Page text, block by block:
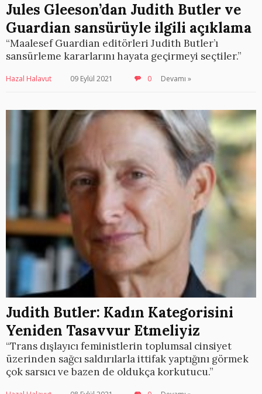
Jules Gleeson’dan Judith Butler ve
Guardian sansürüyle ilgili açıklama
“Maalesef Guardian editörleri Judith Butler’ı
sansürleme kararlarını hayata geçirmeyi seçtiler.”
Hazal Halavut 09 Eylül 2021 0 Devamı »
Judith Butler: Kadın Kategorisini
Yeniden Tasavvur Etmeliyiz
“Trans dışlayıcı feministlerin toplumsal cinsiyet
üzerinden sağcı saldırılarla ittifak yaptığını görmek
çok sarsıcı ve bazen de oldukça korkutucu.”